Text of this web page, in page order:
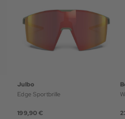
Julbo
Edge Sportbrille
199,90 €